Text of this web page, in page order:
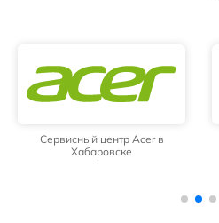
Сервисный центр Acer в
Хабаровске